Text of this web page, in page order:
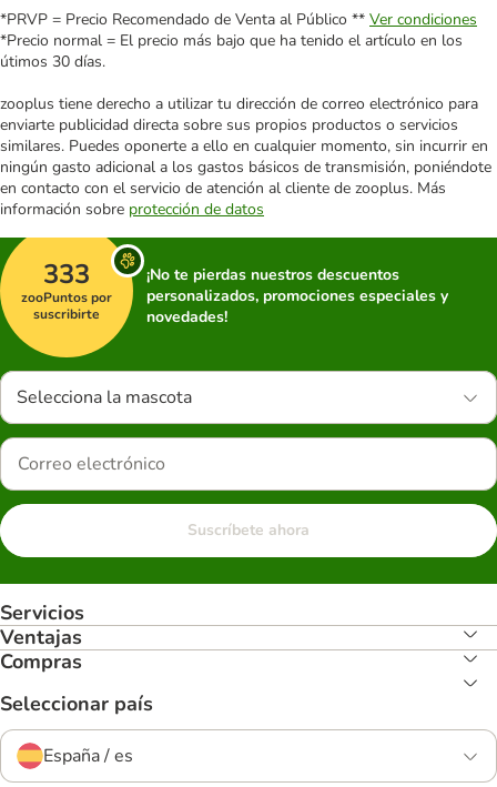
*PRVP = Precio Recomendado de Venta al Público ** Ver condiciones
*Precio normal = El precio más bajo que ha tenido el artículo en los
útimos 30 días.
zooplus tiene derecho a utilizar tu dirección de correo electrónico para
enviarte publicidad directa sobre sus propios productos o servicios
similares. Puedes oponerte a ello en cualquier momento, sin incurrir en
ningún gasto adicional a los gastos básicos de transmisión, poniéndote
en contacto con el servicio de atención al cliente de zooplus. Más
información sobre protección de datos
333
zooPuntos por
suscribirte
¡No te pierdas nuestros descuentos
personalizados, promociones especiales y
novedades!
Selecciona la mascota
Suscríbete ahora
Servicios
Ventajas
Compras
Seleccionar país
España / es